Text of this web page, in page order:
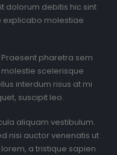
dolorum debitis hic sint
explicabo molestiae
pharetra sem
scelerisque
interdum risus at mi
suscipit leo.
aliquam vestibulum.
nisi auctor venenatis ut
a tristique sapien